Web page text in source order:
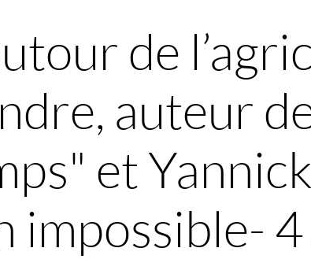
de
auteur
et
impossible-